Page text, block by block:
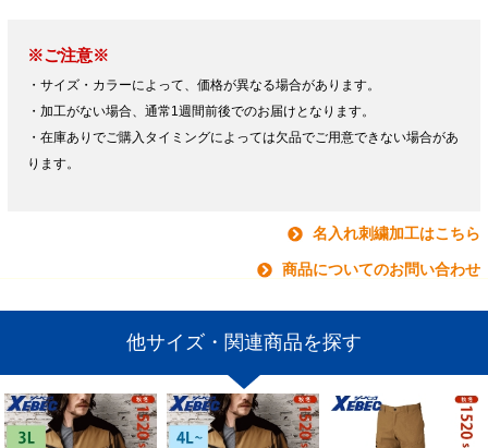
※ご注意※
・サイズ・カラーによって、価格が異なる場合があります。
・加工がない場合、通常1週間前後でのお届けとなります。
・在庫ありでご購入タイミングによっては欠品でご用意できない場合があ
ります。
名入れ刺繍加工はこちら
商品についてのお問い合わせ
他サイズ・関連商品を探す